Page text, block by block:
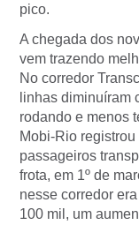
pico.
A chegada dos
vem trazendo
No corredor
linhas diminuíram
rodando e menos
Mobi-Rio
passageiros
frota, em 1º de
nesse corredor
100 mil, um